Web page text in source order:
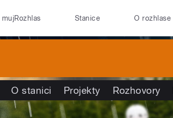
mujRozhlas Stanice O rozhlase
O stanici Projekty Rozhovory